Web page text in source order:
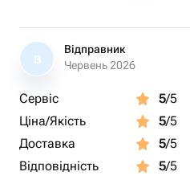
В
Відправник
Червень 2026
Сервіс 5/5
Ціна/Якість
5/5
Доставка
5/5
Відповідність
5/5